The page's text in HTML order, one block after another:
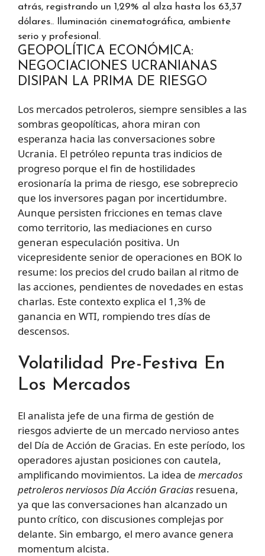
atrás, registrando un 1,29% al alza hasta los 63,37
dólares.. Iluminación cinematográfica, ambiente
serio y profesional.
GEOPOLÍTICA ECONÓMICA:
NEGOCIACIONES UCRANIANAS
DISIPAN LA PRIMA DE RIESGO
Los mercados petroleros, siempre sensibles a las
sombras geopolíticas, ahora miran con
esperanza hacia las conversaciones sobre
Ucrania. El petróleo repunta tras indicios de
progreso porque el fin de hostilidades
erosionaría la prima de riesgo, ese sobreprecio
que los inversores pagan por incertidumbre.
Aunque persisten fricciones en temas clave
como territorio, las mediaciones en curso
generan especulación positiva. Un
vicepresidente senior de operaciones en BOK lo
resume: los precios del crudo bailan al ritmo de
las acciones, pendientes de novedades en estas
charlas. Este contexto explica el 1,3% de
ganancia en WTI, rompiendo tres días de
descensos.
Volatilidad Pre-Festiva En
Los Mercados
El analista jefe de una firma de gestión de
riesgos advierte de un mercado nervioso antes
del Día de Acción de Gracias. En este período, los
operadores ajustan posiciones con cautela,
amplificando movimientos. La idea de mercados
petroleros nerviosos Día Acción Gracias resuena,
ya que las conversaciones han alcanzado un
punto crítico, con discusiones complejas por
delante. Sin embargo, el mero avance genera
momentum alcista.